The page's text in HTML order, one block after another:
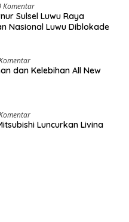
Komentar
Sulsel Luwu Raya
Nasional Luwu Diblokade
dan Kelebihan All New
Luncurkan Livina